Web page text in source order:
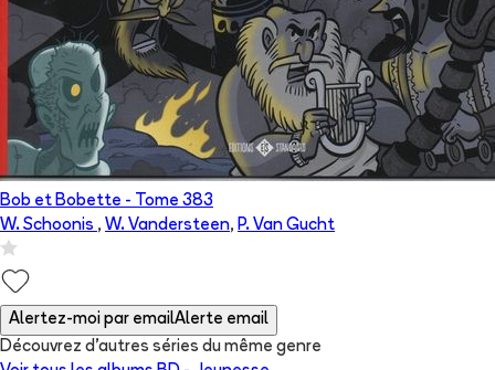
Bob et Bobette - Tome 383
W. Schoonis , W. Vandersteen, P. Van Gucht
Alertez-moi par emailAlerte email
Découvrez d'autres séries du même genre